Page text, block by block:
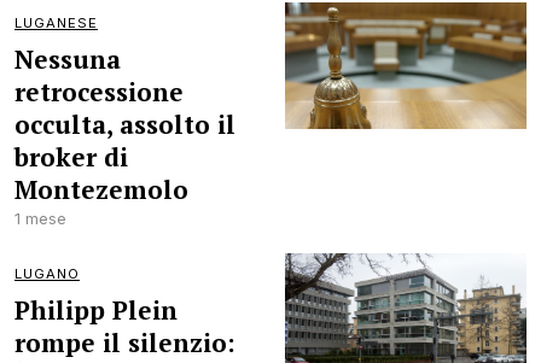
LUGANESE
Nessuna
retrocessione
occulta, assolto il
broker di
Montezemolo
1 mese
LUGANO
Philipp Plein
rompe il silenzio: